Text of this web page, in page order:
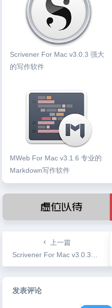
Scrivener For Mac v3.0.3 强大
的写作软件
MWeb For Mac v3.1.6 专业的
Markdown写作软件
上一篇
Scrivener For Mac v3.0.3 强大的写作软件
发表评论